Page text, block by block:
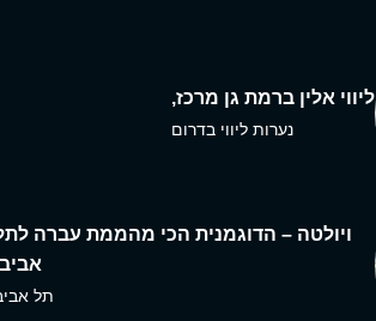
ליווי אלין ברמת גן מרכז,
נערות ליווי בדרום
ויולטה – הדוגמנית הכי מהממת עברה
תל